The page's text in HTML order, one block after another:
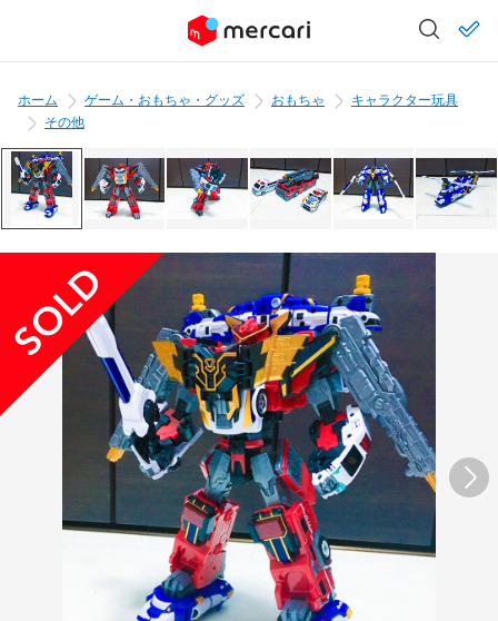
ホーム ゲーム・おもちゃ・グッズ おもちゃ
キャラクター玩具
その他